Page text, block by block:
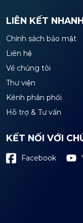
LIÊN KẾT NHANH
Chính sách bảo mật
Liên hệ
Về chúng tôi
Thư viện
Kênh phân phối
Hỗ trợ & Tư vấn
KẾT NỐI VỚI
Facebook